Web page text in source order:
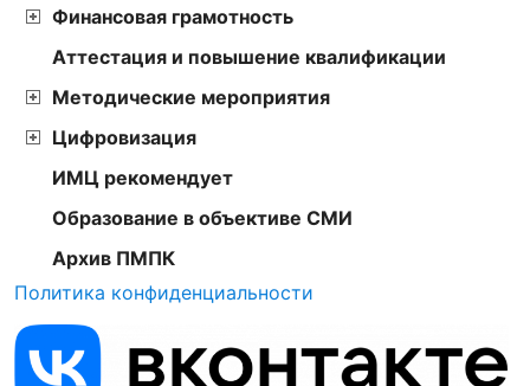
Финансовая грамотность
Аттестация и повышение квалификации
Методические мероприятия
Цифровизация
ИМЦ рекомендует
Образование в объективе СМИ
Архив ПМПК
Политика конфиденциальности